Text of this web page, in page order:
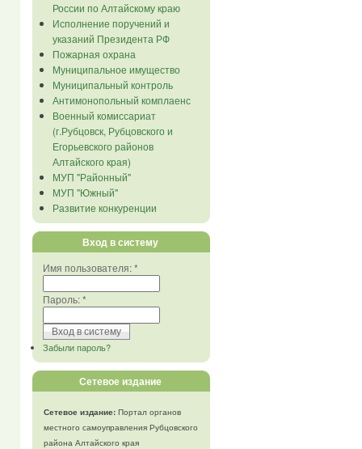
России по Алтайскому краю
Исполнение поручений и
указаний Президента РФ
Пожарная охрана
Муниципальное имущество
Муниципальный контроль
Антимонопольный комплаенс
Военный комиссариат
(г.Рубцовск, Рубцовского и
Егорьевского районов
Алтайского края)
МУП "Районный"
МУП "Южный"
Развитие конкуренции
Вход в систему
Имя пользователя:*
Пароль:*
Забыли пароль?
Сетевое издание
Сетевое издание:Портал органов
местного самоуправления Рубцовского
района Алтайского края